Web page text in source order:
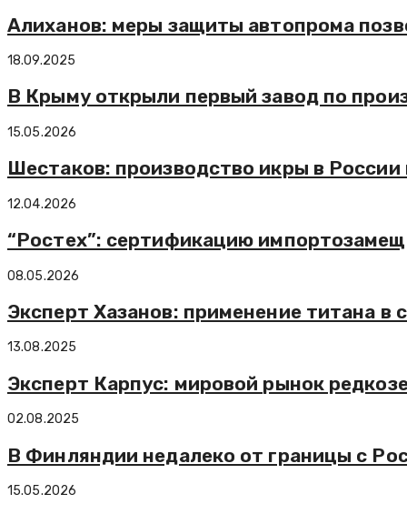
Алиханов: меры защиты автопрома
18.09.2025
В Крыму открыли первый завод по
15.05.2026
Шестаков: производство икры в
12.04.2026
“Ростех”: сертификацию
08.05.2026
Эксперт Хазанов: применение титана
13.08.2025
Эксперт Карпус: мировой рынок
02.08.2025
В Финляндии недалеко от границы с
15.05.2026